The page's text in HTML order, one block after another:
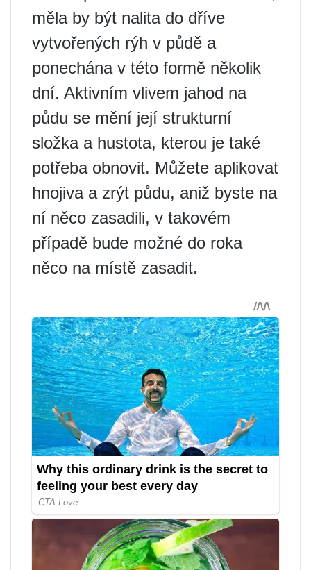
měla by být nalita do dříve
vytvořených rýh v půdě a
ponechána v této formě několik
dní. Aktivním vlivem jahod na
půdu se mění její strukturní
složka a hustota, kterou je také
potřeba obnovit. Můžete aplikovat
hnojiva a zrýt půdu, aniž byste na
ní něco zasadili, v takovém
případě bude možné do roka
něco na místě zasadit.